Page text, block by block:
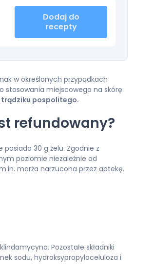
Dodaj do
recepty
w określonych przypadkach
stosowania miejscowego na skórę
pospolitego.
refundowany?
30 g żelu. Zgodnie z
poziomie niezależnie od
marża narzucona przez aptekę.
Pozostałe składniki
sodu, hydroksypropyloceluloza i